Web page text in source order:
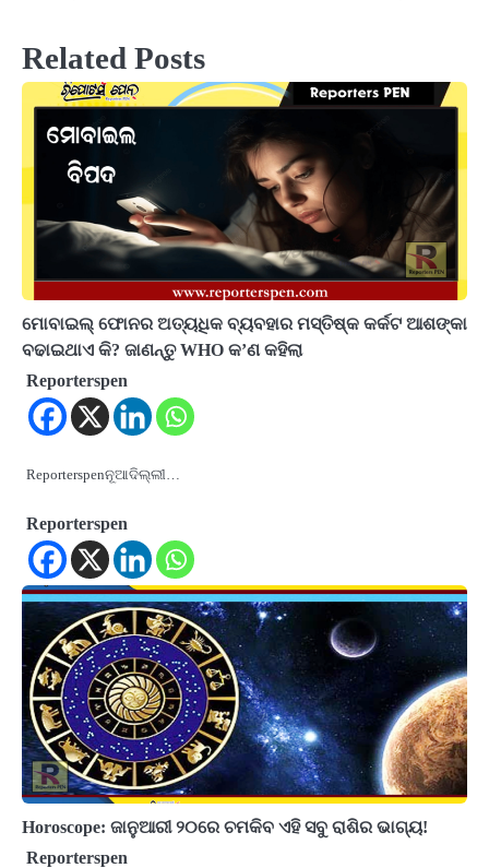
Related Posts
ମୋବାଇଲ୍ ଫୋନର ଅତ୍ୟଧିକ ବ୍ୟବହାର ମସ୍ତିଷ୍କ କର୍କଟ ଆଶଙ୍କା
ବଢାଇଥାଏ କି? ଜାଣନ୍ତୁ WHO କ’ଣ କହିଲା
Reporterspen
Reporterspenନୂଆଦିଲ୍ଲୀ…
Reporterspen
Horoscope: ଜାନୁଆରୀ ୨୦ରେ ଚମକିବ ଏହି ସବୁ ରାଶିର ଭାଗ୍ୟ!
Reporterspen